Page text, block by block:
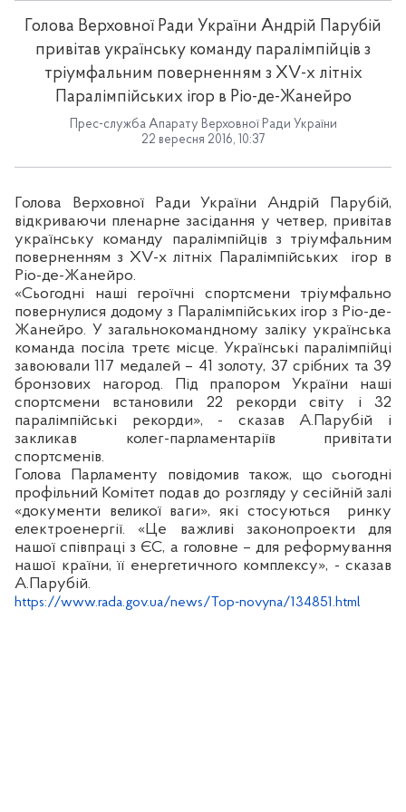
Голова Верховної Ради України Андрій Парубій
привітав українську команду паралімпійців з
тріумфальним поверненням з ХV-х літніх
Паралімпійських ігор в Ріо-де-Жанейро
Прес-служба Апарату Верховної Ради України
22 вересня 2016, 10:37
Голова Верховної Ради України Андрій Парубій,
відкриваючи пленарне засідання у четвер, привітав
українську команду паралімпійців з тріумфальним
поверненням з ХV-хлітніх Паралімпійських
ігор в
Ріо-де-Жанейро.
«Сьогодні наші героїчні спортсмени тріумфально
повернулися додому з Паралімпійських ігор з Ріо-де-
Жанейро. У загальнокомандному заліку українська
команда посіла третє місце. Українські паралімпійці
завоювали 117 медалей – 41 золоту, 37 срібних та 39
бронзових нагород. Під прапором України наші
спортсмени встановили 22 рекорди світу і 32
паралімпійські рекорди», - сказав А.Парубій і
закликав колег-парламентаріїв привітати
спортсменів.
Голова Парламенту повідомив також, що сьогодні
профільний Комітет подав до розгляду у сесійній залі
«документи великої ваги», які стосуються
ринку
електроенергії. «Це важливі законопроекти для
нашої співпраці з ЄС, а головне – для реформування
нашої країни, її енергетичного комплексу», - сказав
А.Парубій.
https://www.rada.gov.ua/news/Top-novyna/134851.html